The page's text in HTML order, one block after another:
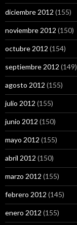
diciembre 2012 (155)
noviembre 2012 (150)
octubre 2012 (154)
septiembre 2012 (149)
agosto 2012 (155)
julio 2012 (155)
junio 2012 (150)
mayo 2012 (155)
abril 2012 (150)
marzo 2012 (155)
febrero 2012 (145)
enero 2012 (155)